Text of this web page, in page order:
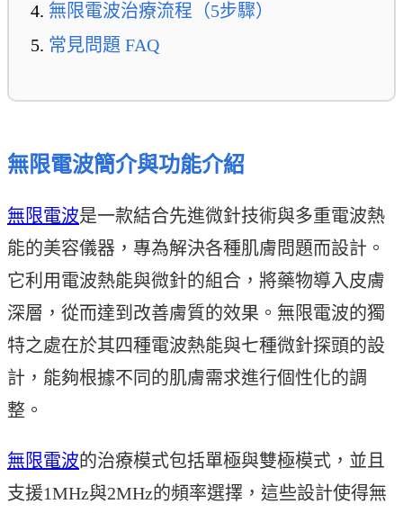
無限電波治療流程（5步驟）
常見問題 FAQ
無限電波簡介與功能介紹
無限電波是一款結合先進微針技術與多重電波熱
能的美容儀器，專為解決各種肌膚問題而設計。
它利用電波熱能與微針的組合，將藥物導入皮膚
深層，從而達到改善膚質的效果。無限電波的獨
特之處在於其四種電波熱能與七種微針探頭的設
計，能夠根據不同的肌膚需求進行個性化的調
整。
無限電波的治療模式包括單極與雙極模式，並且
支援1MHz與2MHz的頻率選擇，這些設計使得無